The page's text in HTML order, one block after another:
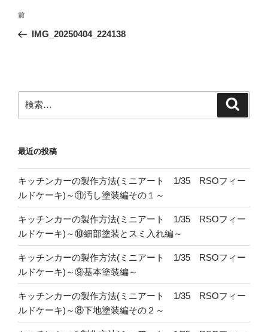
投
ナ
ー
シ
前
の
前
IMG_20250404_224138
索:
最近の投稿
キッチンカーの製作方法(ミニアート 1/35 RSOフィー
ルドケーキ)～⑪汚し塗装編その１～
キッチンカーの製作方法(ミニアート 1/35 RSOフィー
ルドケーキ)～⑩細部塗装とスミ入れ編～
キッチンカーの製作方法(ミニアート 1/35 RSOフィー
ルドケーキ)～⑨基本塗装編～
キッチンカーの製作方法(ミニアート 1/35 RSOフィー
ルドケーキ)～⑧下地塗装編その２～